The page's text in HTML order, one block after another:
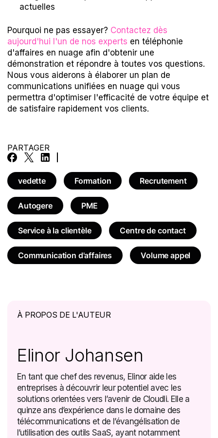
actuelles
Pourquoi ne pas essayer? Contactez dès
aujourd'hui l'un de nos experts en téléphonie
d'affaires en nuage afin d'obtenir une
démonstration et répondre à toutes vos questions.
Nous vous aiderons à élaborer un plan de
communications unifiées en nuage qui vous
permettra d'optimiser l'efficacité de votre équipe et
de satisfaire rapidement vos clients.
PARTAGER
vedette Formation Recrutement
Autogere PME
Service à la clientèle Centre de contact
Communication d'affaires Volume appel
À PROPOS DE L'AUTEUR
Elinor Johansen
En tant que chef des revenus, Elinor aide les
entreprises à découvrir leur potentiel avec les
solutions orientées vers l’avenir de Cloudli. Elle a
quinze ans d’expérience dans le domaine des
télécommunications et de l’évangélisation de
l’utilisation des outils SaaS, ayant notamment